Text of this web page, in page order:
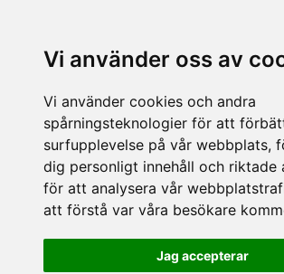
Vi använder oss av
Vi använder cookies och andra
spårningsteknologier för att
surfupplevelse på vår webbplats,
dig personligt innehåll och riktade
för att analysera vår
att förstå var våra besökare
Jag accepterar